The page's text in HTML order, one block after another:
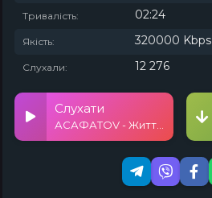
Тривалість: 02:24
Якість: 320000 Kbps
Слухали: 12 276
Слухати